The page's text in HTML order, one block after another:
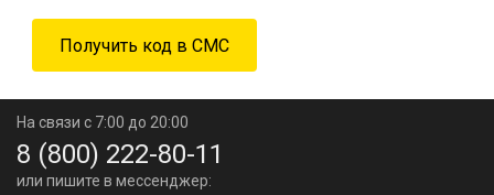
На связи с 7:00 до 20:00
8 (800) 222-80-11
или пишите в мессенджер: